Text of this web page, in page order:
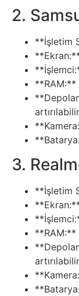
ve
Seo
Spor
2.
**İşletim
**RAM:**
3.
**İşletim
**RAM:**